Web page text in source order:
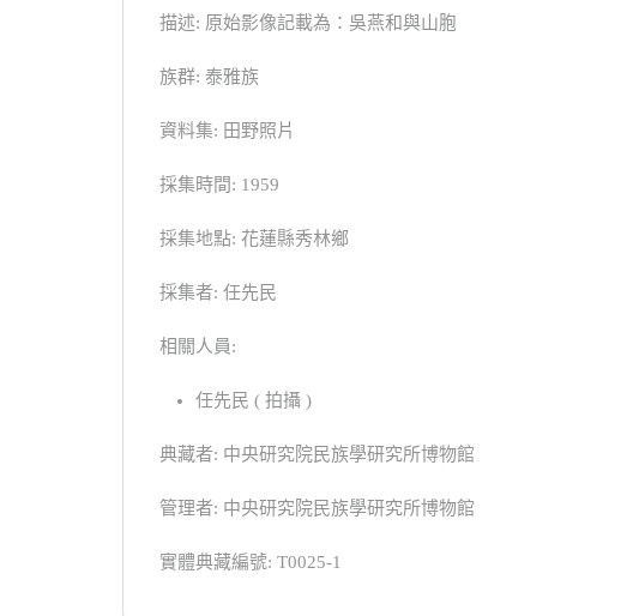
描述: 原始影像記載為：吳燕和與山胞
族群: 泰雅族
資料集: 田野照片
採集時間: 1959
採集地點: 花蓮縣秀林鄉
採集者: 任先民
相關人員:
任先民 ( 拍攝 )
典藏者: 中央研究院民族學研究所博物館
管理者: 中央研究院民族學研究所博物館
實體典藏編號: T0025-1